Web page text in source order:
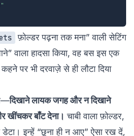
फ़ोल्डर पढ़ना तक मना” वाली सेटिंग
वाला हादसा किया, वह बस इस एक
पर भी दरवाज़े से ही लौटा दिया
दिखाने लायक जगह और न दिखाने
खींचकर बाँट देना। चाबी वाला फ़ोल्डर,
इन्हें “छूना ही न आए” ऐसा रख दें,